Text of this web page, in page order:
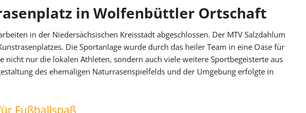
von Kunstrasen
& Recycling
von Kunstrasen
von
Pflege von Naturrasen
Drainschicht
Tragschicht
Elastifizierende Schicht
in Wolfenbüttler Ortschaft
in der Niedersächsischen Kreisstadt abgeschlossen. Der MTV Salzdahlum
Die Sportanlage wurde durch das heiler Team in eine Oase für
nicht nur die lokalen Athleten, sondern auch viele weitere Sportbegeisterte aus
des ehemaligen Naturrasenspielfelds und der Umgebung erfolgte in
Fußballspaß